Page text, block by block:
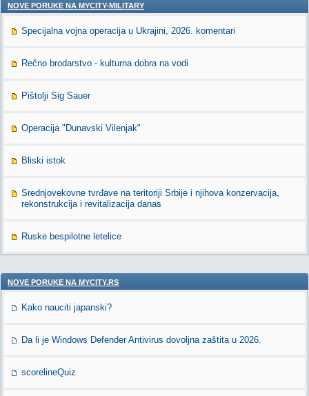
NOVE PORUKE NA MYCITY-MILITARY
Specijalna vojna operacija u Ukrajini, 2026. komentari
Rečno brodarstvo - kulturna dobra na vodi
Pištolji Sig Sauer
Operacija "Dunavski Vilenjak"
Bliski istok
Srednjovekovne tvrđave na teritoriji Srbije i njihova konzervacija,
rekonstrukcija i revitalizacija danas
Ruske bespilotne letelice
NOVE PORUKE NA MYCITY.RS
Kako nauciti japanski?
Da li je Windows Defender Antivirus dovoljna zaštita u 2026.
scorelineQuiz